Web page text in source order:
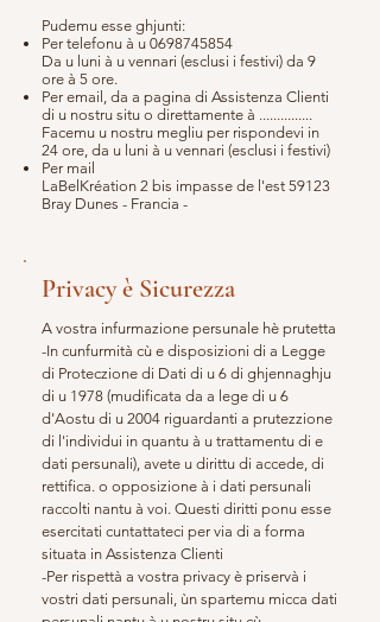
Pudemu esse ghjunti:
Per telefonu à u 0698745854
Da u luni à u vennari (esclusi i festivi) da 9
ore à 5 ore.
Per email, da a pagina di Assistenza Clienti
di u nostru situ o direttamente à ...............
Facemu u nostru megliu per rispondevi in
24 ore, da u luni à u vennari (esclusi i festivi)
Per mail
LaBelKréation 2 bis impasse de l'est 59123
Bray Dunes - Francia -
Privacy è Sicurezza
A vostra infurmazione persunale hè prutetta
-In cunfurmità cù e disposizioni di a Legge
di Proteczione di Dati di u 6 di ghjennaghju
di u 1978 (mudificata da a lege di u 6
d'Aostu di u 2004 riguardanti a prutezzione
di l'individui in quantu à u trattamentu di e
dati persunali), avete u dirittu di accede, di
rettifica. o opposizione à i dati persunali
raccolti nantu à voi. Questi diritti ponu esse
esercitati cuntattateci per via di a forma
situata in Assistenza Clienti
-Per rispettà a vostra privacy è priservà i
vostri dati persunali, ùn spartemu micca dati